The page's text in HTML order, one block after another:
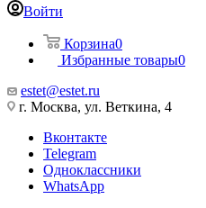
Войти
Корзина0
Избранные товары0
estet@estet.ru
г. Москва, ул. Веткина, 4
Вконтакте
Telegram
Одноклассники
WhatsApp